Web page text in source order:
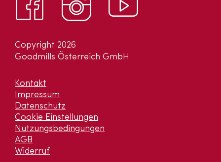
Copyright 2026
Goodmills Österreich GmbH
Kontakt
Impressum
Datenschutz
Cookie Einstellungen
Nutzungsbedingungen
AGB
Widerruf